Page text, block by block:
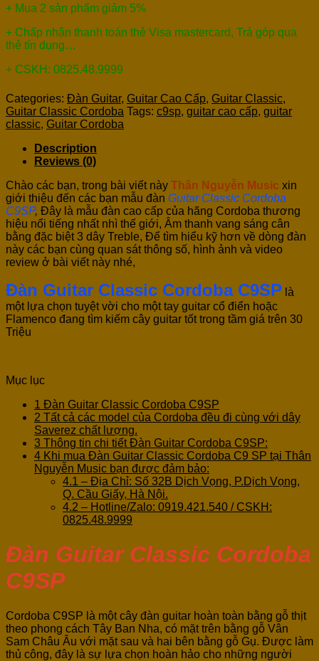
+ Mua 2 sản phẩm giảm 5%
+ Chấp nhận thanh toán thẻ Visa mastercard, Trả góp qua
thẻ tín dụng…
+ CSKH: 0825.48.9999
Categories: Đàn Guitar, Guitar Cao Cấp, Guitar Classic,
Guitar Classic Cordoba Tags: c9sp, guitar cao cấp, guitar
classic, Guitar Cordoba
Description
Reviews (0)
Chào các bạn, trong bài viết này Thân Nguyễn Music xin
giới thiệu đến các bạn mẫu đàn Guitar Classic Cordoba
C9SP, Đây là mẫu đàn cao cấp của hãng Cordoba thương
hiệu nổi tiếng nhất nhì thế giới, Âm thanh vang sáng cân
bằng đặc biệt 3 dây Treble, Để tìm hiểu kỹ hơn về dòng đàn
này các bạn cùng quan sát thông số, hình ảnh và video
review ở bài viết này nhé,
Đàn Guitar Classic Cordoba C9SP à
một lựa chọn tuyệt vời cho một tay guitar cổ điển hoặc
Flamenco đang tìm kiếm cây guitar tốt trong tầm giá trên 30
Triệu
Mục lục
1 Đàn Guitar Classic Cordoba C9SP
2 Tất cả các model của Cordoba đều đi cùng với dây
Saverez chất lượng.
3 Thông tin chi tiết Đàn Guitar Cordoba C9SP:
4 Khi mua Đàn Guitar Classic Cordoba C9 SP tại Thân
Nguyễn Music bạn được đảm bảo:
4.1 – Địa Chỉ: Số 32B Dịch Vọng, P.Dịch Vọng,
Q. Cầu Giấy, Hà Nội.
4.2 – Hotline/Zalo: 0919.421.540 / CSKH:
0825.48.9999
Đàn Guitar Classic Cordoba
C9SP
Cordoba C9SP là một cây đàn guitar hoàn toàn bằng gỗ thịt
theo phong cách Tây Ban Nha, có mặt trên bằng gỗ Vân
Sam Châu Âu với mặt sau và hai bên bằng gỗ Gụ. Được làm
thủ công, đây là sự lựa chọn hoàn hảo cho những người